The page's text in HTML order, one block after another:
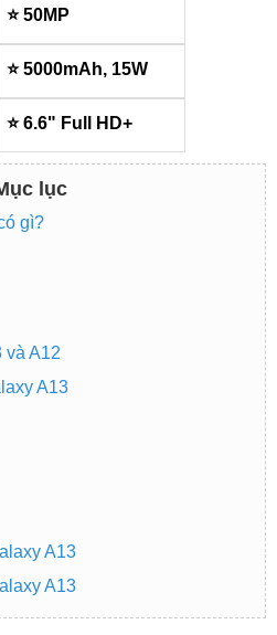
⭐ 50MP
⭐ 5000mAh, 15W
⭐ 6.6" Full HD+
lục
gì?
và A12
A13
A13
A13